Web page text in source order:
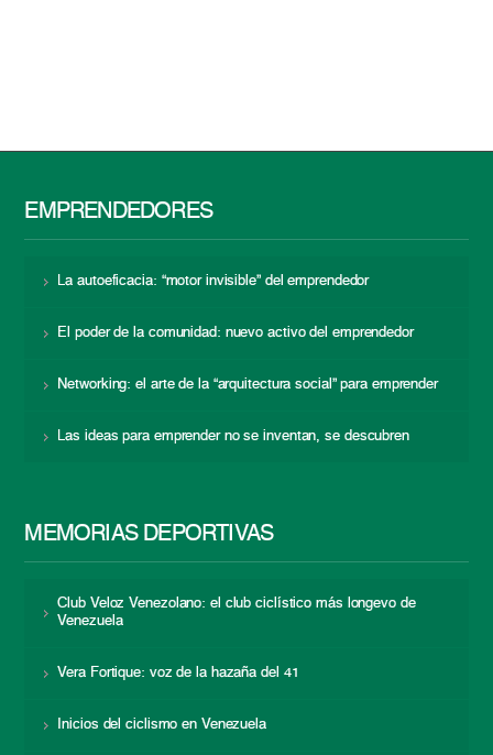
EMPRENDEDORES
La autoeficacia: “motor invisible” del emprendedor
El poder de la comunidad: nuevo activo del emprendedor
Networking: el arte de la “arquitectura social” para emprender
Las ideas para emprender no se inventan, se descubren
MEMORIAS DEPORTIVAS
Club Veloz Venezolano: el club ciclístico más longevo de
Venezuela
Vera Fortique: voz de la hazaña del 41
Inicios del ciclismo en Venezuela